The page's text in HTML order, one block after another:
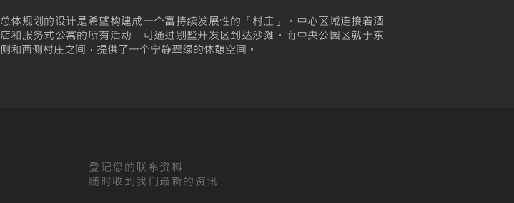
总体规划的设计是希望构建成一个富持续发展性的「村庄」。中心区域连接着酒
店和服务式公寓的所有活动，可通过别墅开发区到达沙滩。而中央公园区就于东
侧和西侧村庄之间，提供了一个宁静翠绿的休憩空间。
登记您的联系资料
随时收到我们最新的资讯